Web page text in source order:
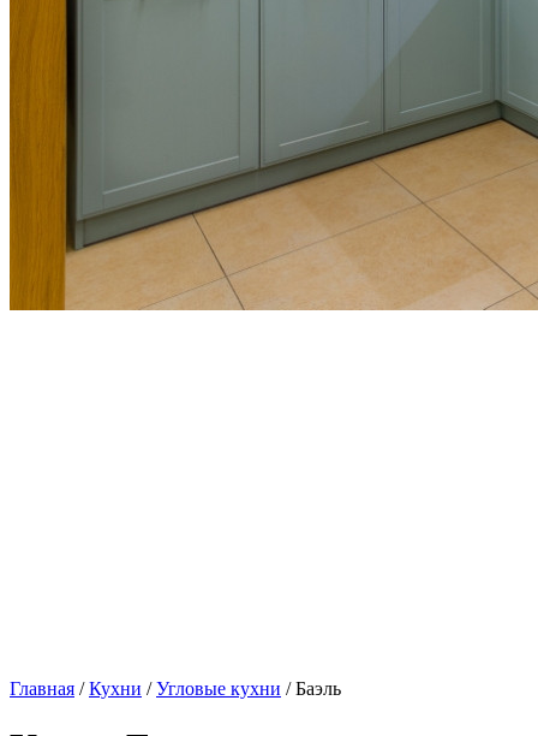
Главная /Кухни /Угловые кухни / Баэль